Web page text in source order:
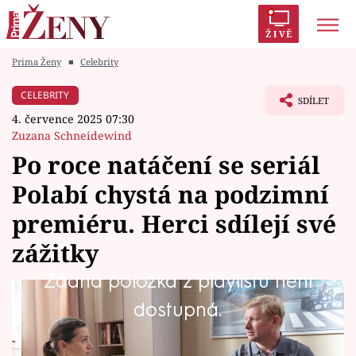
ŽIVĚ
Módní alarm
Témata
Celebrity
Vztahy
Seriály
Prima Ženy ■ Celebrity
CELEBRITY
4. července 2025 07:30
Zuzana Schneidewind
SDÍLET
Po roce natáčení se seriál
Polabí chystá na podzimní
premiéru. Herci sdílejí své
zážitky
Žádná položka z playlistu není
dostupná.
První série nového českého seriálu Polabí je
natočena! Intenzivní práce na jejím vzniku
trvaly téměř rok. Přečtěte si, jak herci Hana